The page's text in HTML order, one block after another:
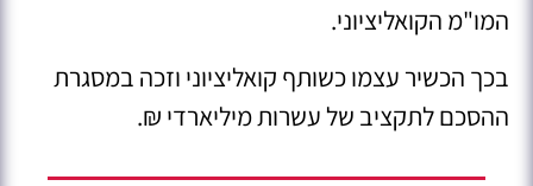
המו"מ הקואליציוני.
בכך הכשיר עצמו כשותף קואליציוני וזכה במסגרת
ההסכם לתקציב של עשרות מיליארדי ₪.